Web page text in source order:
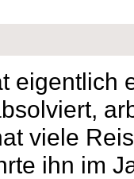
eigentlich
viele
ihn im